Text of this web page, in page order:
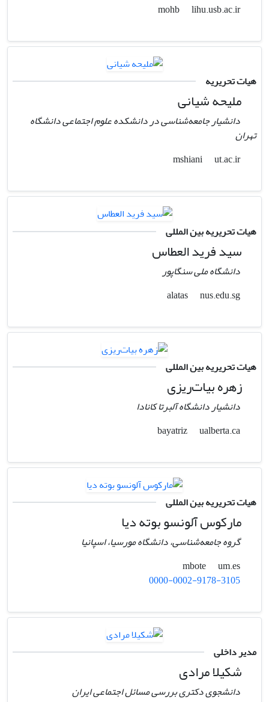
mohb
lihu.usb.ac.ir
هیات تحریریه
ملیحه شیانی
دانشیار جامعه‌شناسی در دانشکده علوم اجتماعی دانشگاه
تهران
mshiani
ut.ac.ir
هیات تحریریه بین المللی
سید فرید العطاس
دانشگاه ملی سنگاپور
nus.edu.sg
هیات تحریریه بین المللی
زهره بیات‌ریزی
دانشیار دانشگاه آلبرتا کانادا
ualberta.ca
هیات تحریریه بین المللی
مارکوس آلونسو بوته دیا
گروه جامعه‌شناسی، دانشگاه مورسیا، اسپانیا
um.es
0000-0002-9178-3105
مدیر داخلی
شکیلا مرادی
دانشجوی دکتری بررسی مسائل اجتماعی ایران